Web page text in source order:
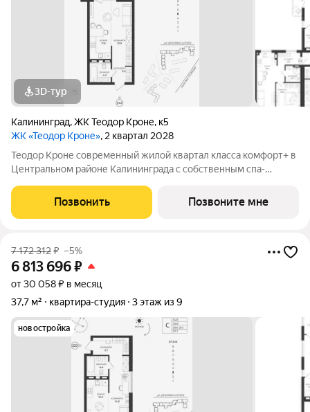
3D-тур
Калининград,ЖК Теодор Кроне, к5
ЖК «Теодор Кроне», 2 квартал 2028
Теодор Кроне современный жилой квартал класса комфорт+ в
Центральном районе Калининграда с собственным спа-
тех, кто ценит качество, эстетику и полноценную жизнь рядом
со всем необходимым. 99%
Позвонить Позвоните мне
7 172 312₽ –5%
6 813 696₽
от 30 058 ₽ в месяц
37,7 м²
квартира-студия 3 этаж из 9
новостройка